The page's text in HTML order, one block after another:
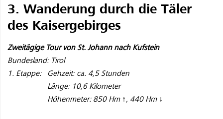
3. Wanderung durch die Täler
des Kaisergebirges
Zweitägige Tour von St. Johann nach Kufstein
Bundesland: Tirol
1. Etappe: Gehzeit: ca. 4,5 Stunden
Länge: 10,6 Kilometer
Höhenmeter: 850 Hm ↑, 440 Hm ↓